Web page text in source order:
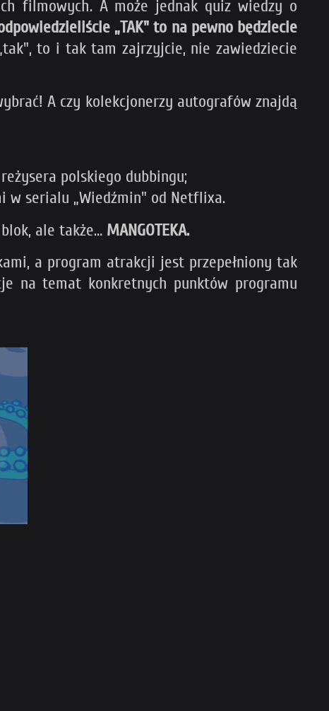
filmowych. A może jednak quiz wiedzy o
„TAK" to na pewno będziecie
to i tak tam zajrzyjcie, nie zawiedziecie
A czy kolekcjonerzy autografów znajdą
polskiego dubbingu;
w serialu „Wiedźmin" od Netflixa.
ale także… MANGOTEKA.
a program atrakcji jest przepełniony tak
na temat konkretnych punktów programu